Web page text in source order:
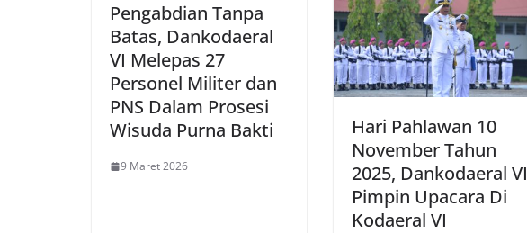
Pengabdian Tanpa
Batas, Dankodaeral
VI Melepas 27
Personel Militer dan
PNS Dalam Prosesi
Wisuda Purna Bakti
9 Maret 2026
Hari Pahlawan 10
November Tahun
2025, Dankodaeral VI
Pimpin Upacara Di
Kodaeral VI